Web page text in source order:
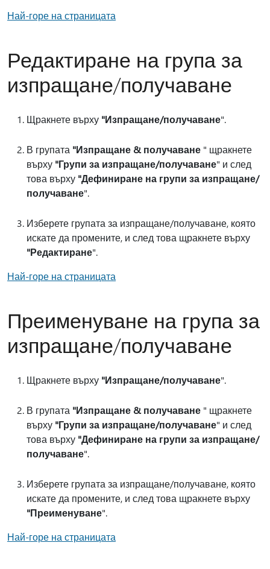
Най-горе на страницата
Редактиране на група за
изпращане/получаване
Щракнете върху "Изпращане/получаване".
В групата "Изпращане & получаване " щракнете
върху "Групи за изпращане/получаване" и след
това върху "Дефиниране на групи за изпращане/
получаване".
Изберете групата за изпращане/получаване, която
искате да промените, и след това щракнете върху
"Редактиране".
Най-горе на страницата
Преименуване на група за
изпращане/получаване
Щракнете върху "Изпращане/получаване".
В групата "Изпращане & получаване " щракнете
върху "Групи за изпращане/получаване" и след
това върху "Дефиниране на групи за изпращане/
получаване".
Изберете групата за изпращане/получаване, която
искате да промените, и след това щракнете върху
"Преименуване".
Най-горе на страницата